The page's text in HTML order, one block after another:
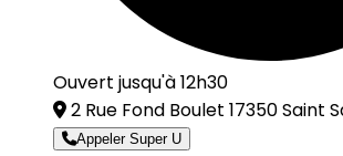
Ouvert jusqu'à 12h30
2 Rue Fond Boulet 17350 Saint
Appeler Super U